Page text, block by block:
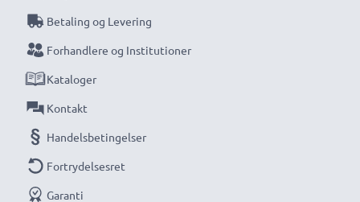
Betaling og Levering
Forhandlere og Institutioner
Kataloger
Kontakt
Handelsbetingelser
Fortrydelsesret
Garanti